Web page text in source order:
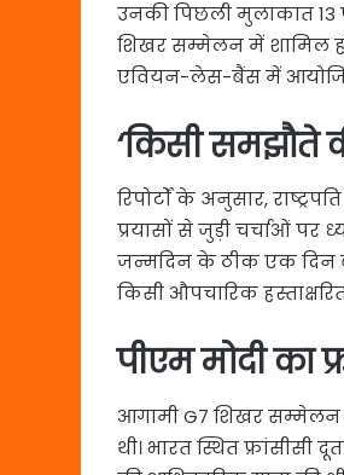
उनकी पिछली मुलाकात 13
शिखर सम्मेलन में शामिल
एवियन-लेस-बैंस में
‘किसी समझौते
रिपोर्टों के अनुसार,
प्रयासों से जुड़ी चर्चाओं
जन्मदिन के ठीक एक दिन
किसी औपचारिक
पीएम मोदी का
आगामी G7 शिखर सम्मेलन में
थी। भारत स्थित फ्रांसीसी